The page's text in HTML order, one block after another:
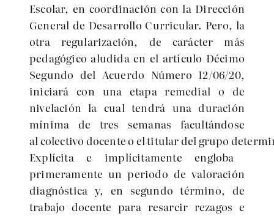
Escolar, en coordinación con la Dirección
General de Desarrollo Curricular. Pero, la
otra regularización, de carácter más
pedagógico aludida en el artículo Décimo
Segundo del Acuerdo Número 12/06/20,
iniciará con una etapa remedial o de
nivelación la cual tendrá una duración
mínima de tres semanas facultándose
al colectivo docenteo el titular del grupo
Explícita e implícitamente engloba
primeramente un periodo de valoración
diagnóstica y, en segundo término, de
trabajo docente para resarcir rezagos e